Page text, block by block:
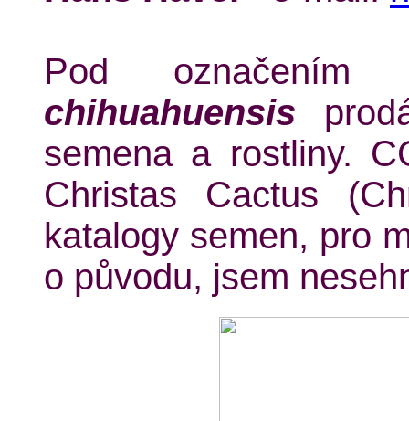
Pod
chihuahuensis
semena a rostliny.
Christas Cactus
katalogy semen, pro
o původu, jsem